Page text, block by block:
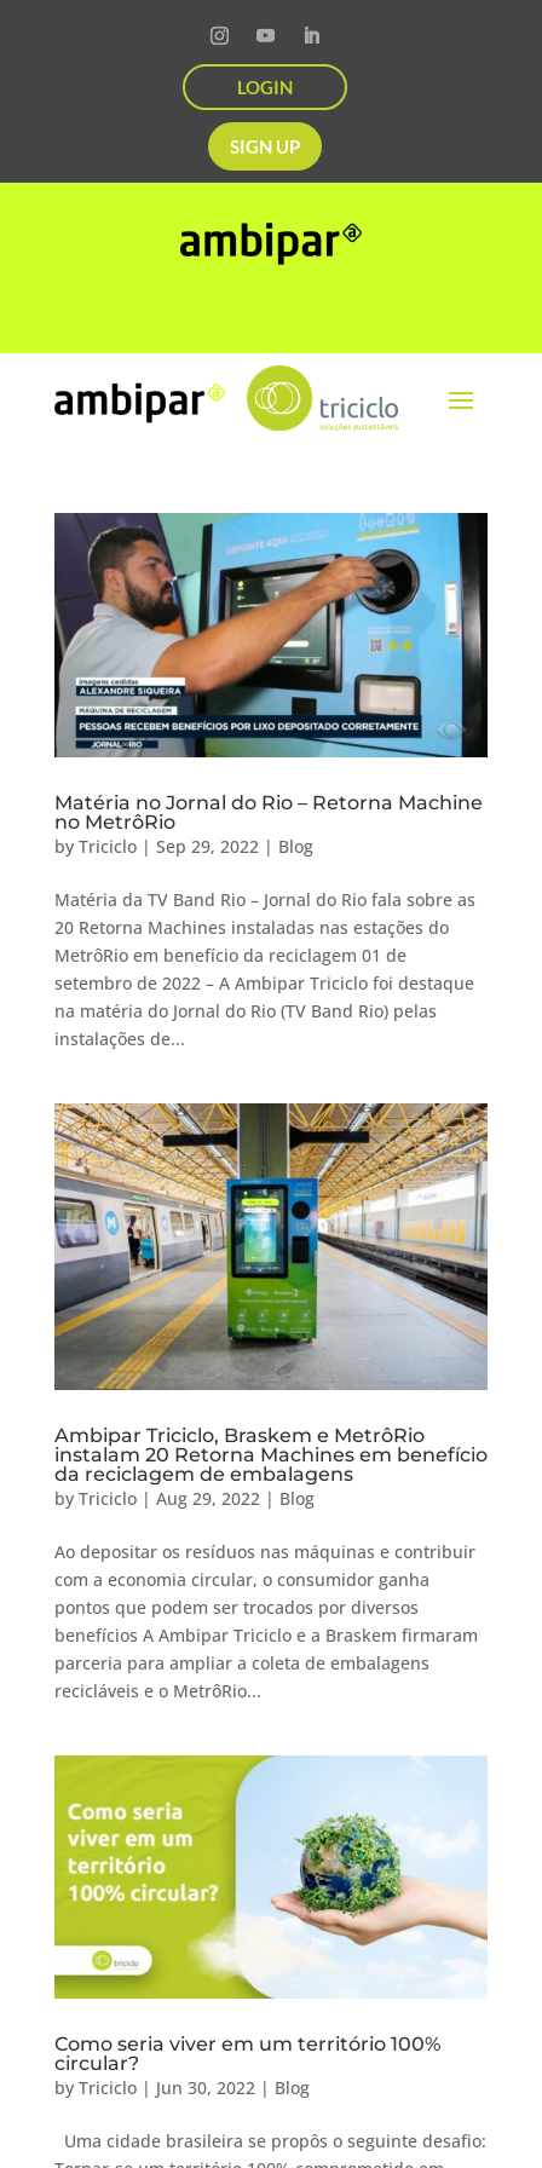
LOGIN
SIGN UP
Matéria no Jornal do Rio – Retorna Machine
no MetrôRio
by Triciclo| Sep 29, 2022 | Blog
Matéria da TV Band Rio – Jornal do Rio fala sobre as
20 Retorna Machines instaladas nas estações do
MetrôRio em benefício da reciclagem 01 de
setembro de 2022 – A Ambipar Triciclo foi destaque
na matéria do Jornal do Rio (TV Band Rio) pelas
instalações de...
Ambipar Triciclo, Braskem e MetrôRio
instalam 20 Retorna Machines em benefício
da reciclagem de embalagens
by Triciclo| Aug 29, 2022| Blog
Ao depositar os resíduos nas máquinas e contribuir
com a economia circular, o consumidor ganha
pontos que podem ser trocados por diversos
benefícios A Ambipar Triciclo e a Braskem firmaram
parceria para ampliar a coleta de embalagens
recicláveis e o MetrôRio...
Como seria viver em um território 100%
circular?
by Triciclo| Jun 30, 2022| Blog
Uma cidade brasileira se propôs o seguinte desafio: